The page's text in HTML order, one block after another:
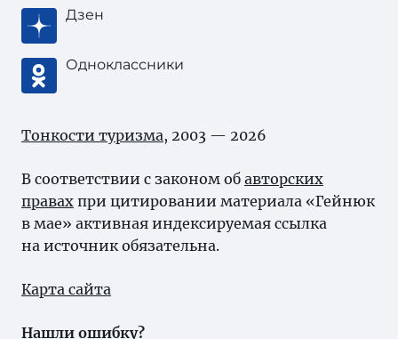
Дзен
Одноклассники
Тонкости туризма, 2003 — 2026
В соответствии с законом об авторских
правах при цитировании материала «Гейнюк
в мае» активная индексируемая ссылка
на источник обязательна.
Карта сайта
Нашли ошибку?